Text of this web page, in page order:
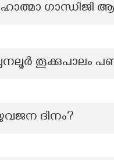
ഗാന്ധിജി
തൂക്കുപാലം
ദിനം?